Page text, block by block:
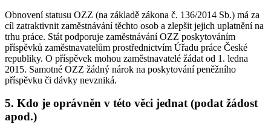
Obnovení statusu OZZ (na základě zákona č. 136/2014 Sb.) má za
cíl zatraktivnit zaměstnávání těchto osob a zlepšit jejich uplatnění na
trhu práce. Stát podporuje zaměstnávání OZZ poskytováním
příspěvků zaměstnavatelům prostřednictvím Úřadu práce České
republiky. O příspěvek mohou zaměstnavatelé žádat od 1. ledna
2015. Samotné OZZ žádný nárok na poskytování peněžního
příspěvku či dávky nevzniká.
5. Kdo je oprávněn v této věci jednat (podat žádost
apod.)